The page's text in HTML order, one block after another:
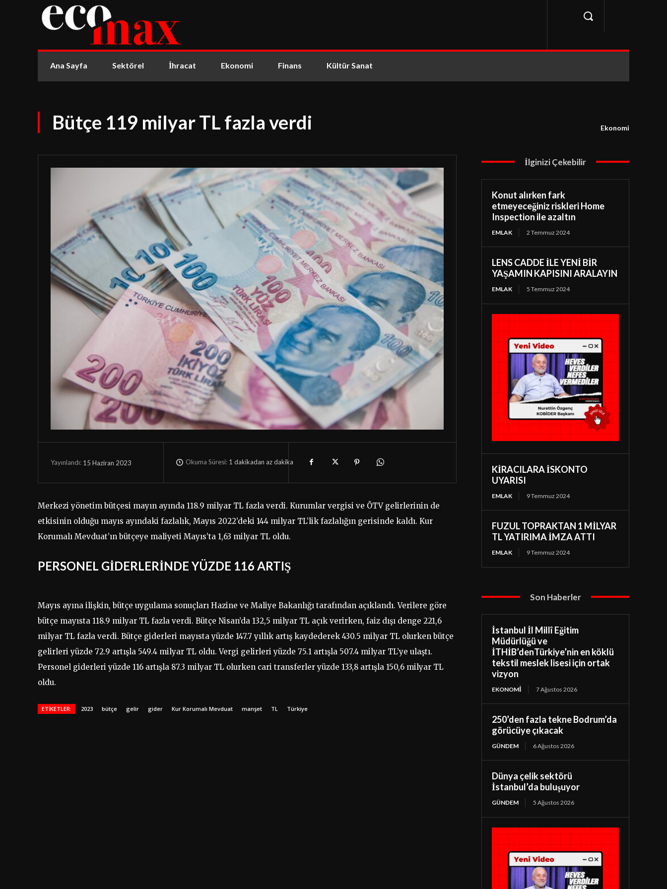
Ana Sayfa Sektörel İhracat Ekonomi Finans Kültür Sanat
Bütçe 119 milyar TL fazla verdi Ekonomi
Yayınlandı: 15 Haziran 2023 Okuma Süresi: 1 dakikadan azdakika
Merkezi yönetim bütçesi mayın ayında 118.9 milyar TL fazla verdi. Kurumlar vergisi ve ÖTV gelirlerinin de
etkisinin olduğu mayıs ayındaki fazlalık, Mayıs 2022’deki 144 milyar TL’lik fazlalığın gerisinde kaldı. Kur
Korumalı Mevduat’ın bütçeye maliyeti Mayıs’ta 1,63 milyar TL oldu.
PERSONEL GİDERLERİNDE YÜZDE 116 ARTIŞ
Mayıs ayına ilişkin, bütçe uygulama sonuçları Hazine ve Maliye Bakanlığı tarafından açıklandı. Verilere göre
bütçe mayısta 118.9 milyar TL fazla verdi. Bütçe Nisan’da 132,5 milyar TL açık verirken, faiz dışı denge 221,6
milyar TL fazla verdi. Bütçe giderleri mayısta yüzde 147.7 yıllık artış kaydederek 430.5 milyar TL olurken bütçe
gelirleri yüzde 72.9 artışla 549.4 milyar TL oldu. Vergi gelirleri yüzde 75.1 artışla 507.4 milyar TL’ye ulaştı.
Personel giderleri yüzde 116 artışla 87.3 milyar TL olurken cari transferler yüzde 133,8 artışla 150,6 milyar TL
oldu.
ETIKETLER: 2023 bütçe gelir gider Kur Korumalı Mevduat manşet TL Türkiye
İlginizi Çekebilir
Konut alırken fark
etmeyeceğiniz riskleri Home
Inspection ile azaltın
EMLAK 2 Temmuz 2024
LENS CADDE İLE YENİ BİR
YAŞAMIN KAPISINI ARALAYIN
EMLAK 5 Temmuz 2024
KİRACILARA İSKONTO
UYARISI
EMLAK 9 Temmuz 2024
FUZUL TOPRAKTAN 1 MİLYAR
TL YATIRIMA İMZA ATTI
EMLAK 9 Temmuz 2024
Son Haberler
İstanbul İl Millî Eğitim
Müdürlüğü ve
İTHİB’denTürkiye’nin en köklü
tekstil meslek lisesi için ortak
vizyon
EKONOMI 7 Ağustos 2026
250’den fazla tekne Bodrum’da
görücüye çıkacak
GÜNDEM 6 Ağustos 2026
Dünya çelik sektörü
İstanbul’da buluşuyor
GÜNDEM 5 Ağustos 2026